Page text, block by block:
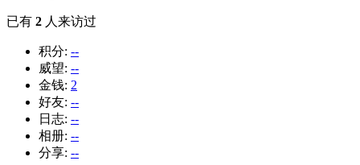
已有 2 人来访过
积分: --
威望: --
金钱: 2
好友: --
日志: --
相册: --
分享: --